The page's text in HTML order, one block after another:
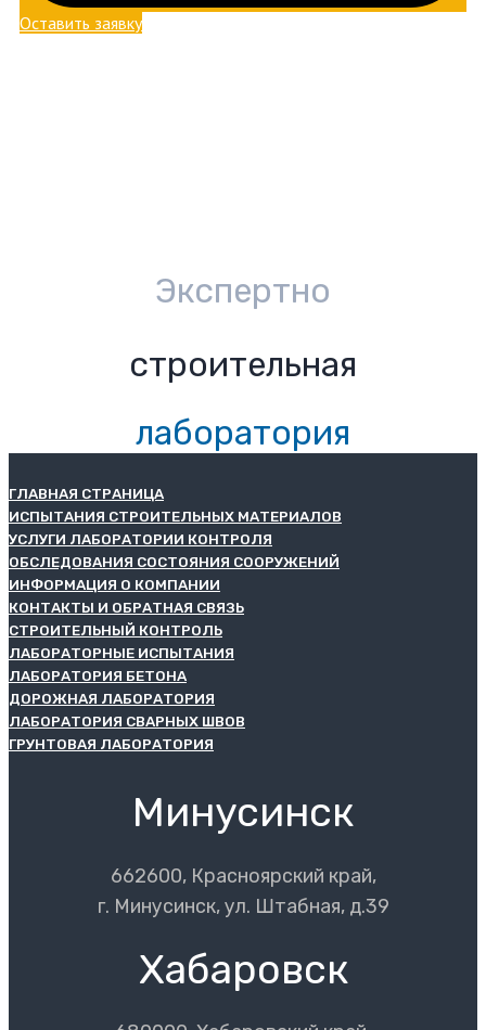
Оставить заявку
Экспертно
строительная
лаборатория
ГЛАВНАЯ СТРАНИЦА
ИСПЫТАНИЯ СТРОИТЕЛЬНЫХ МАТЕРИАЛОВ
УСЛУГИ ЛАБОРАТОРИИ КОНТРОЛЯ
ОБСЛЕДОВАНИЯ СОСТОЯНИЯ СООРУЖЕНИЙ
ИНФОРМАЦИЯ О КОМПАНИИ
КОНТАКТЫ И ОБРАТНАЯ СВЯЗЬ
СТРОИТЕЛЬНЫЙ КОНТРОЛЬ
ЛАБОРАТОРНЫЕ ИСПЫТАНИЯ
ЛАБОРАТОРИЯ БЕТОНА
ДОРОЖНАЯ ЛАБОРАТОРИЯ
ЛАБОРАТОРИЯ СВАРНЫХ ШВОВ
ГРУНТОВАЯ ЛАБОРАТОРИЯ
Минусинск
662600, Красноярский край,
г. Минусинск, ул. Штабная, д.39
Хабаровск